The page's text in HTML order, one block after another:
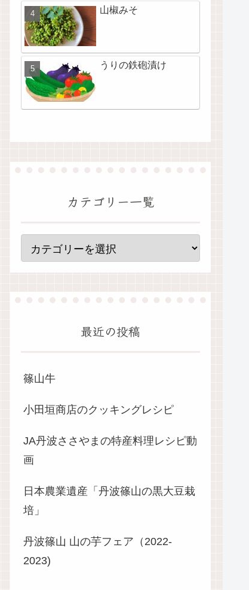
山椒みそ
うりの鉄砲漬け
カテゴリー一覧
最近の投稿
篠山牛
小田垣商店のクッキングレシピ
JA丹波ささやまの特産料理レシピ動
画
日本農業遺産「丹波篠山の黒大豆栽
培」
丹波篠山 山の芋フェア（2022-
2023)